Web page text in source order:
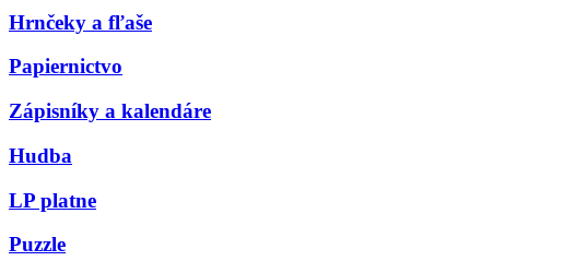
Hrnčeky a fľaše
Papiernictvo
Zápisníky a kalendáre
Hudba
LP platne
Puzzle